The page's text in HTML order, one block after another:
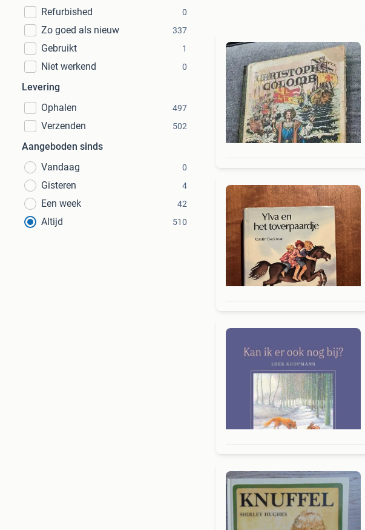
Refurbished 0
Zo goed als nieuw 337
Gebruikt 1
Niet werkend 0
Levering
Ophalen
497
Verzenden 502
Aangeboden sinds
Vandaag
0
Gisteren 4
Een week 42
Altijd 510